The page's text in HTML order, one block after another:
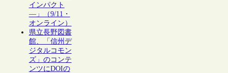
インパクト
―」（9/11・
オンライン）
県立長野図書
館、「信州デ
ジタルコモン
ズ」のコンテ
ンツにDOIの